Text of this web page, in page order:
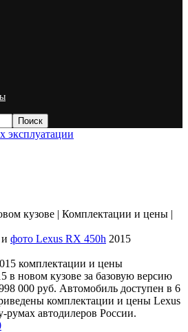
эксплуатации
кузове | Комплектации и цены |
фото Lexus RX 450h 2015
комплектации и цены
в новом кузове за базовую версию
000 руб. Автомобиль доступен в 6
комплектации и цены Lexus
румах автодилеров России.